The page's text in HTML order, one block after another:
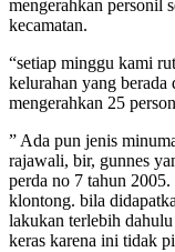
mengerahkan personil
kecamatan.
“setiap minggu kami
kelurahan yang
mengerahkan 25
” Ada pun jenis
rajawali, bir, gunnes
perda no 7 tahun
klontong. bila
lakukan terlebih
keras karena ini tidak